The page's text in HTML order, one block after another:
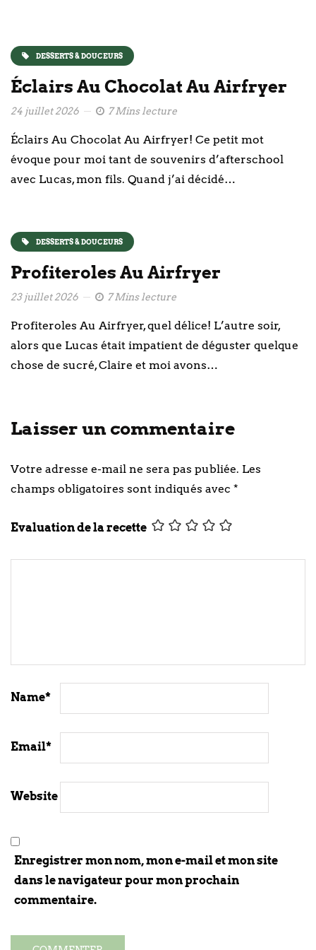
DESSERTS & DOUCEURS
Éclairs Au Chocolat Au Airfryer
24 juillet 2026 7 Mins lecture
Éclairs Au Chocolat Au Airfryer! Ce petit mot
évoque pour moi tant de souvenirs d’afterschool
avec Lucas, mon fils. Quand j’ai décidé…
DESSERTS & DOUCEURS
Profiteroles Au Airfryer
23 juillet 2026 7 Mins lecture
Profiteroles Au Airfryer, quel délice! L’autre soir,
alors que Lucas était impatient de déguster quelque
chose de sucré, Claire et moi avons…
Laisser un commentaire
Votre adresse e-mail ne sera pas publiée. Les
champs obligatoires sont indiqués avec *
Evaluation de la recette
Name*
Email*
Website
Enregistrer mon nom, mon e-mail et mon site
dans le navigateur pour mon prochain
commentaire.